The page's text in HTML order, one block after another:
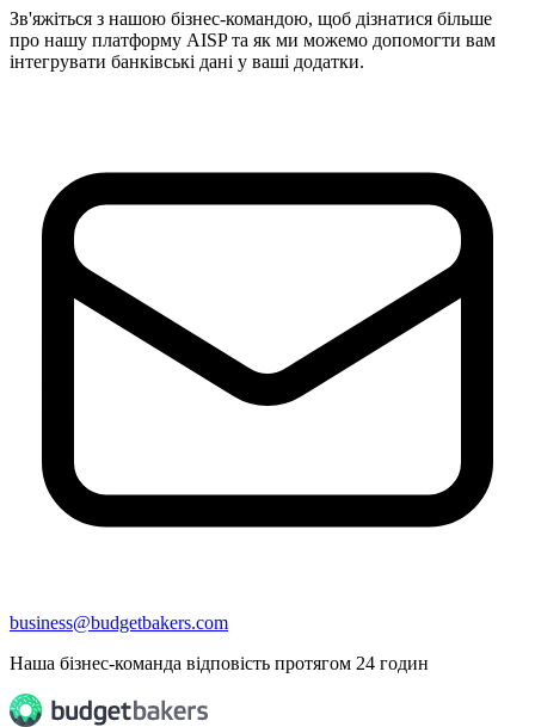
Зв'яжіться з нашою бізнес-командою, щоб дізнатися більше
про нашу платформу AISP та як ми можемо допомогти вам
інтегрувати банківські дані у ваші додатки.
business@budgetbakers.com
Наша бізнес-команда відповість протягом 24 годин